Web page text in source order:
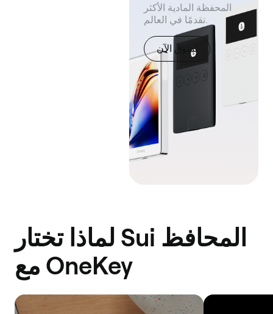
المحفظة المادية الأكثر
تقدمًا في العالم.
تسوق الآن
لماذا تختار Sui المحافظ
مع OneKey